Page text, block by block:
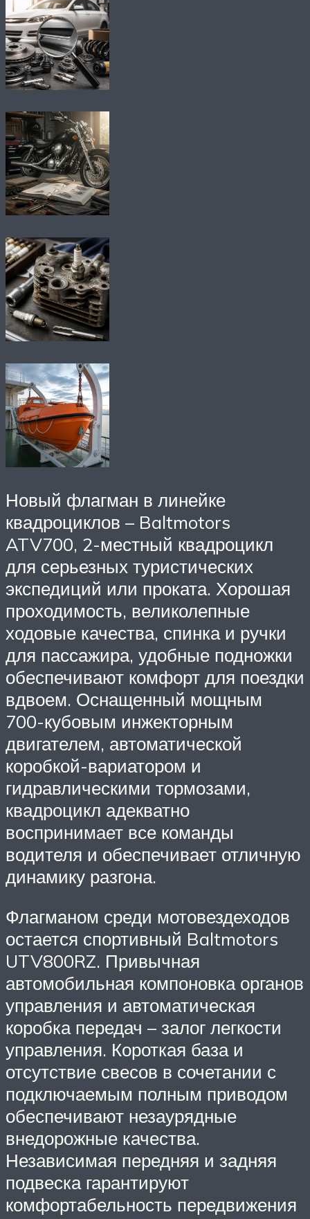
Новый флагман в линейке
квадроциклов – Baltmotors
ATV700, 2-местный квадроцикл
для серьезных туристических
экспедиций или проката. Хорошая
проходимость, великолепные
ходовые качества, спинка и ручки
для пассажира, удобные подножки
обеспечивают комфорт для поездки
вдвоем. Оснащенный мощным
700-кубовым инжекторным
двигателем, автоматической
коробкой-вариатором и
гидравлическими тормозами,
квадроцикл адекватно
воспринимает все команды
водителя и обеспечивает отличную
динамику разгона.
Флагманом среди мотовездеходов
остается спортивный Baltmotors
UTV800RZ. Привычная
автомобильная компоновка органов
управления и автоматическая
коробка передач – залог легкости
управления. Короткая база и
отсутствие свесов в сочетании с
подключаемым полным приводом
обеспечивают незаурядные
внедорожные качества.
Независимая передняя и задняя
подвеска гарантируют
комфортабельность передвижения